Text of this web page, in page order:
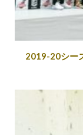
2019-20シー